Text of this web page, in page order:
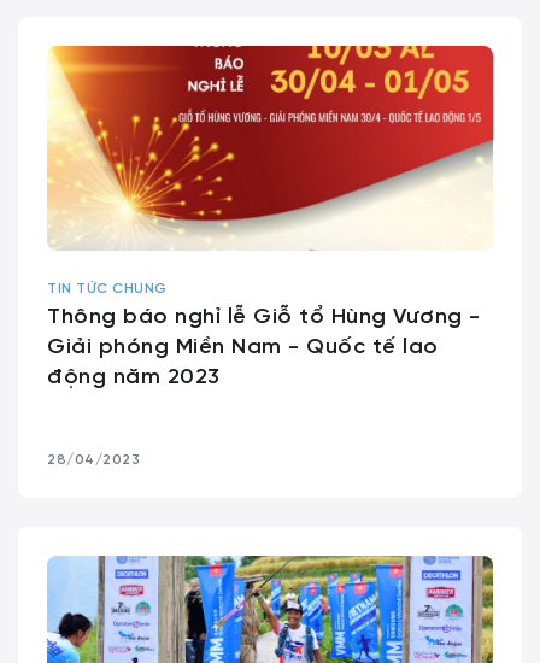
TIN TỨC CHUNG
Thông báo nghỉ lễ Giỗ tổ Hùng Vương -
Giải phóng Miền Nam - Quốc tế lao
động năm 2023
28/04/2023